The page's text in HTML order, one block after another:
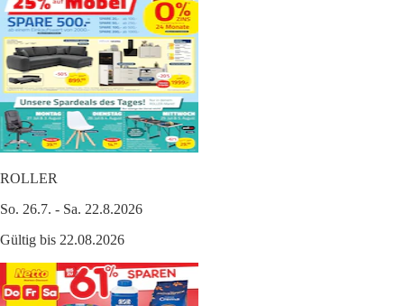
ROLLER
So. 26.7. - Sa. 22.8.2026
Gültig bis 22.08.2026